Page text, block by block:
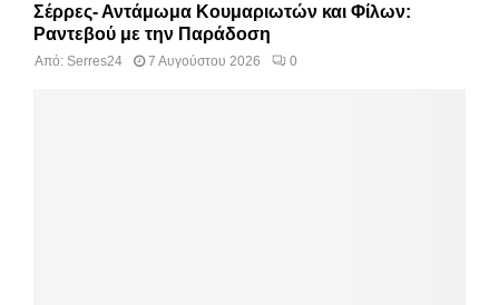
Σέρρες- Αντάμωμα Κουμαριωτών και Φίλων:
Ραντεβού με την Παράδοση
Από: Serres24 7 Αυγούστου 2026 0